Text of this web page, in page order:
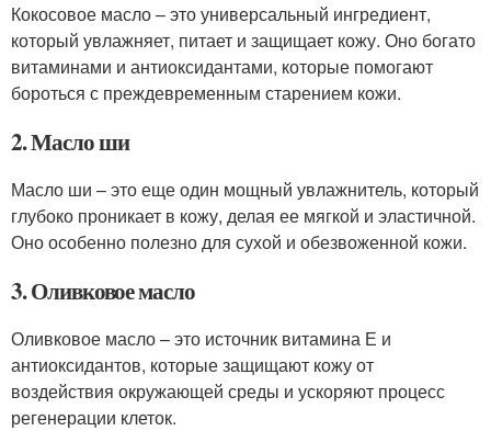
Кокосовое масло – это универсальный ингредиент,
который увлажняет, питает и защищает кожу. Оно богато
витаминами и антиоксидантами, которые помогают
бороться с преждевременным старением кожи.
2. Масло ши
Масло ши – это еще один мощный увлажнитель, который
глубоко проникает в кожу, делая ее мягкой и эластичной.
Оно особенно полезно для сухой и обезвоженной кожи.
3. Оливковое масло
Оливковое масло – это источник витамина Е и
антиоксидантов, которые защищают кожу от
воздействия окружающей среды и ускоряют процесс
регенерации клеток.